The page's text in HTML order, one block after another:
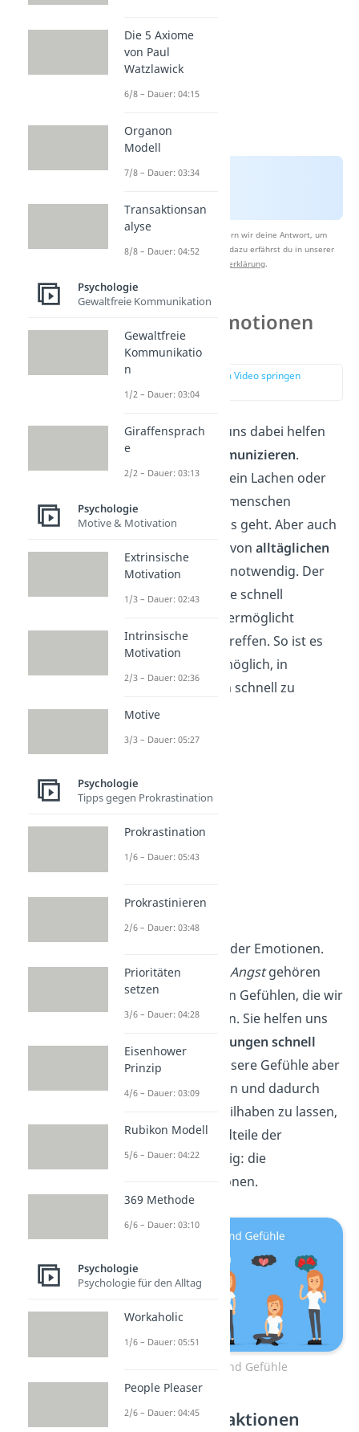
Nach Beantwortung speichern wir deine Antwort, um
Studyflix zu verbessern. Mehr dazu erfährst du in unserer
Datenschutzerklärung.
Wofür sind Emotionen
wichtig?
zur Stelle im Video springen
(00:55)
Emotionen können uns dabei helfen
ohne Worte zu
kommunizieren.
Beispielsweise kann ein Lachen oder
Weinen unseren Mitmenschen
vermitteln, wie es uns geht. Aber auch
bei der Bewältigung von alltäglichen
Situationensind sie notwendig. Der
Körper wird durch sie schnell
angepasst, was uns ermöglicht
Entscheidungen zu treffen. So ist es
uns beispielsweise möglich, in
Gefahrensituationen schnell zu
reagieren.
Gefühle
Gefühle sind ein Teil der Emotionen.
Freude,Trauer Angstgehören
beispielsweise zu den Gefühlen, die wir
wahrnehmen können. Sie helfen uns
dabei, unsere
Erfahrungen schnell
einzuordnen
. Um unsere Gefühle aber
nach außen zu tragen und dadurch
andere Menschen teilhaben zu lassen,
sind weitere Bestandteile der
Emotionen notwendig: die
körperlichen Reaktionen.
Emotionen und Gefühle
Körperliche Reaktionen
Die 5 Axiome
von Paul
Watzlawick
6/8 – Dauer: 04:15
Organon
Modell
7/8 – Dauer: 03:34
Transaktionsan
alyse
8/8 – Dauer: 04:52
Psychologie
Gewaltfreie Kommunikation
Gewaltfreie
Kommunikatio
n
1/2 – Dauer: 03:04
Giraffensprach
e
2/2 – Dauer: 03:13
Psychologie
Motive & Motivation
Extrinsische
Motivation
1/3 – Dauer: 02:43
Intrinsische
Motivation
2/3 – Dauer: 02:36
Motive
3/3 – Dauer: 05:27
Psychologie
Tipps gegen Prokrastination
Prokrastination
1/6 – Dauer: 05:43
Prokrastinieren
2/6 – Dauer: 03:48
Prioritäten
setzen
3/6 – Dauer: 04:28
Eisenhower
Prinzip
4/6 – Dauer: 03:09
Rubikon Modell
5/6 – Dauer: 04:22
369 Methode
6/6 – Dauer: 03:10
Psychologie
Psychologie für den Alltag
Workaholic
1/6 – Dauer: 05:51
People Pleaser
2/6 – Dauer: 04:45